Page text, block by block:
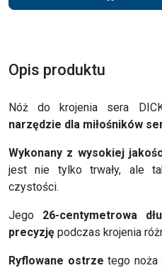
Opis produktu
Nóż do krojenia sera
narzędzie dla miłośników
Wykonany z wysokiej
jest nie tylko trwały, ale
czystości.
Jego 26-centymetrowa
precyzję podczas krojenia
Ryflowane ostrze tego noża